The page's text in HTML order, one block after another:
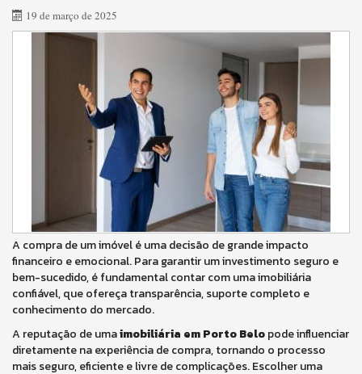
19 de março de 2025
A compra de um imóvel é uma decisão de grande impacto
financeiro e emocional. Para garantir um investimento seguro e
bem-sucedido, é fundamental contar com uma imobiliária
confiável, que ofereça transparência, suporte completo e
conhecimento do mercado.
A reputação de umaimobiliária em Porto Belopode influenciar
diretamente na experiência de compra, tornando o processo
mais seguro, eficiente e livre de complicações. Escolher uma